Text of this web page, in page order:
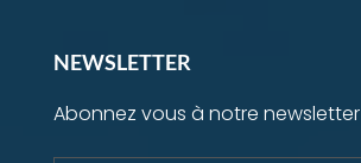
NEWSLETTER
Abonnez vous à notre newsletter